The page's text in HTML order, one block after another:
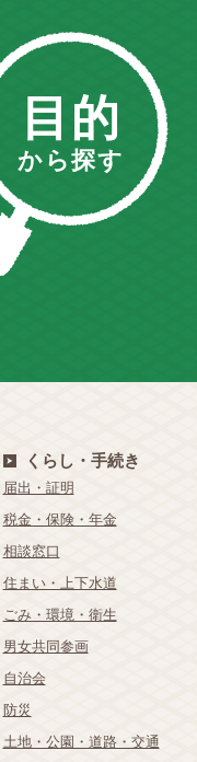
目的
から探す
くらし・手続き
届出・証明
税金・保険・年金
相談窓口
住まい・上下水道
ごみ・環境・衛生
男女共同参画
自治会
防災
土地・公園・道路・交通